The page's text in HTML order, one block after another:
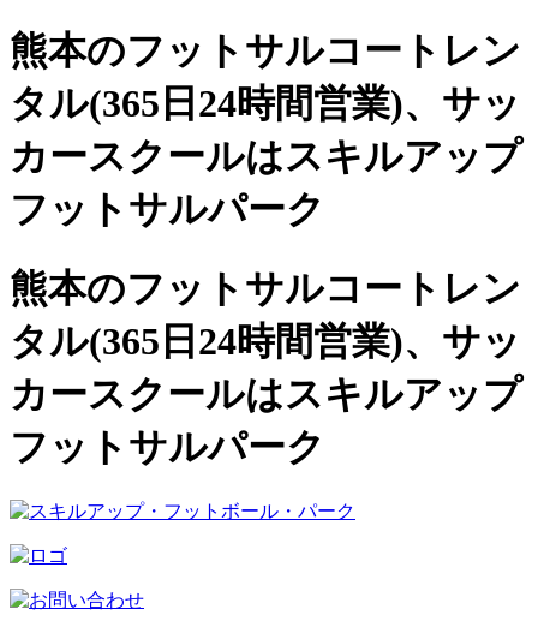
熊本のフットサルコートレン
タル(365日24時間営業)、 サッ
カースクールはスキルアップ
フットサルパーク
熊本のフットサルコートレン
タル(365日24時間営業)、サッ
カースクールはスキルアップ
フットサルパーク